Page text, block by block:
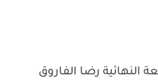
النهائية رضا الفاروق